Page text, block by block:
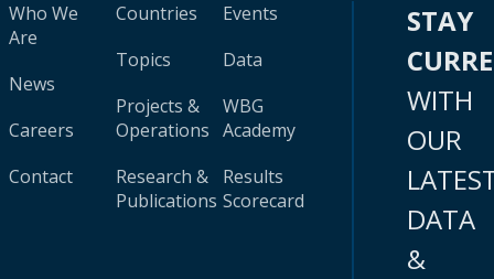
Who We
Are
News
Careers
Contact
Countries
Topics
Projects &
Operations
Research &
Publications
Events
Data
WBG
Academy
Results
Scorecard
STAY
WITH
OUR
DATA
&